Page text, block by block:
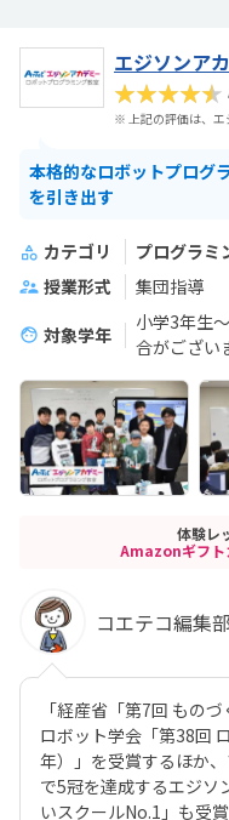
エジソンア
★★★★★
※ 上記の評価は、エ
本格的なロボットプログ
を引き出す
カテゴリ
プログラミ
授業形式
集団指導
対象学年
小学3年生
合がござい
体験レ
Amazonギフト
コエテコ編集
「経産省「第7回 もの
ロボット学会「第38回
年）」を受賞するほか
で5冠を達成するエジソ
いスクールNo.1」も受